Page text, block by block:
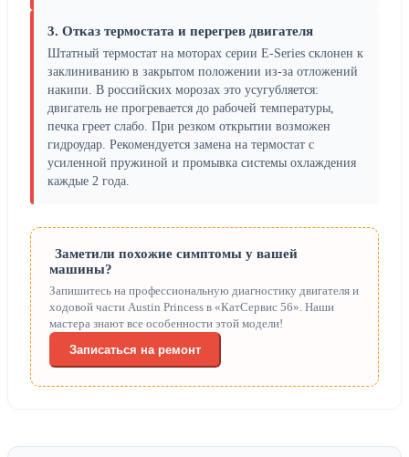
3. Отказ термостата и перегрев двигателя
Штатный термостат на моторах серии E-Series склонен к
заклиниванию в закрытом положении из-за отложений
накипи. В российских морозах это усугубляется:
двигатель не прогревается до рабочей температуры,
печка греет слабо. При резком открытии возможен
гидроудар. Рекомендуется замена на термостат с
усиленной пружиной и промывка системы охлаждения
каждые 2 года.
Заметили похожие симптомы у вашей
машины?
Запишитесь на профессиональную диагностику двигателя и
ходовой части Austin Princess в «КатСервис 56». Наши
мастера знают все особенности этой модели!
Записаться на ремонт